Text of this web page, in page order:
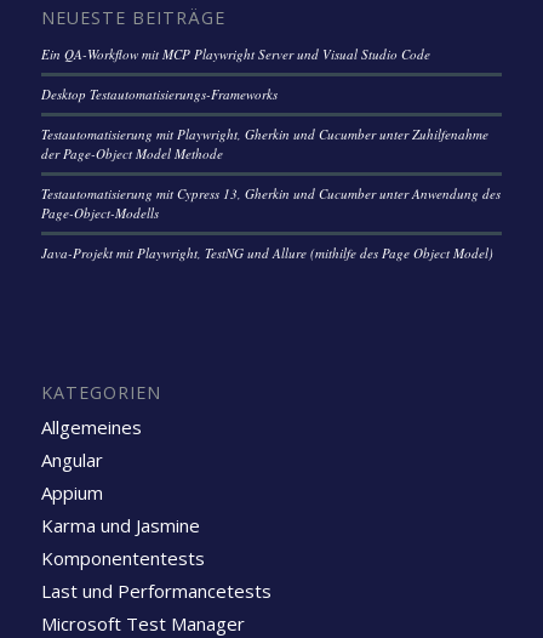
NEUESTE BEITRÄGE
Ein QA-Workflow mit MCP Playwright Server und Visual Studio Code
Desktop Testautomatisierungs-Frameworks
Testautomatisierung mit Playwright, Gherkin und Cucumber unter Zuhilfenahme
der Page-Object Model Methode
Testautomatisierung mit Cypress 13, Gherkin und Cucumber unter Anwendung des
Page-Object-Modells
Java-Projekt mit Playwright, TestNG und Allure (mithilfe des Page Object Model)
KATEGORIEN
Allgemeines
Angular
Appium
Karma und Jasmine
Komponententests
Last und Performancetests
Microsoft Test Manager